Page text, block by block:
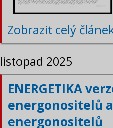
Zobrazit celý
listopad 2025
ENERGETIKA
energonositelů
energonositelů